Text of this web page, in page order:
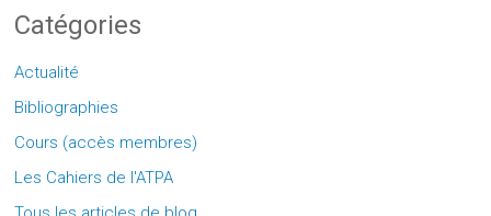
Catégories
Actualité
Bibliographies
Cours (accès membres)
Les Cahiers de l'ATPA